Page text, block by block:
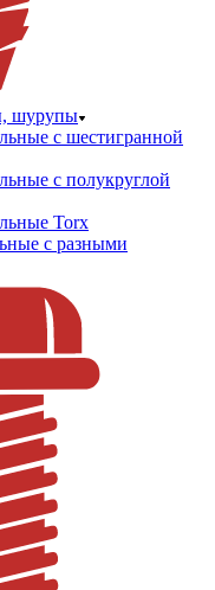
шурупы
с шестигранной
с полукруглой
Torx
с разными